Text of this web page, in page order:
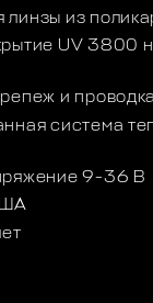
из
UV 3800
и
система
9-36 В